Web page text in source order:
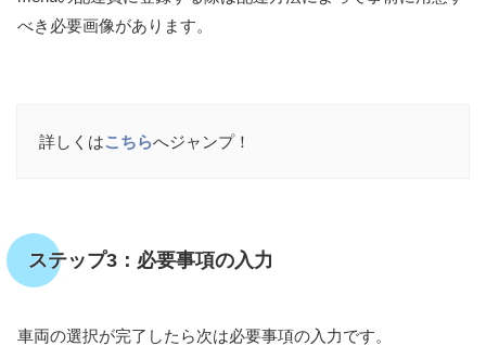
べき必要画像があります。
詳しくはこちらへジャンプ！
ステップ3：必要事項の入力
車両の選択が完了したら次は必要事項の入力です。